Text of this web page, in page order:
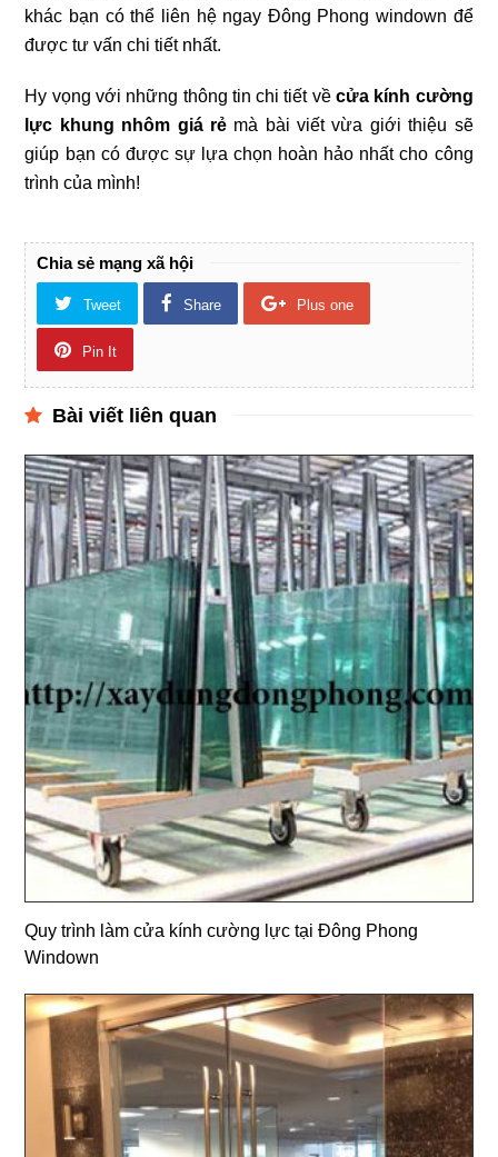
khác bạn có thể liên hệ ngay Đông Phong windown để
được tư vấn chi tiết nhất.
Hy vọng với những thông tin chi tiết vềcửa kính cường
lực khung nhôm giá rẻmà bài viết vừa giới thiệu sẽ
giúp bạn có được sự lựa chọn hoàn hảo nhất cho công
trình của mình!
Chia sẻ mạng xã hội
Tweet Share Plus one
Pin It
Bài viết liên quan
Quy trình làm cửa kính cường lực tại Đông Phong
Windown